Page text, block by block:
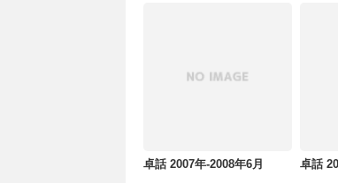
卓話 2007年-2008年6月 卓話